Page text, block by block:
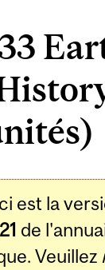
est la
de
Veuillez